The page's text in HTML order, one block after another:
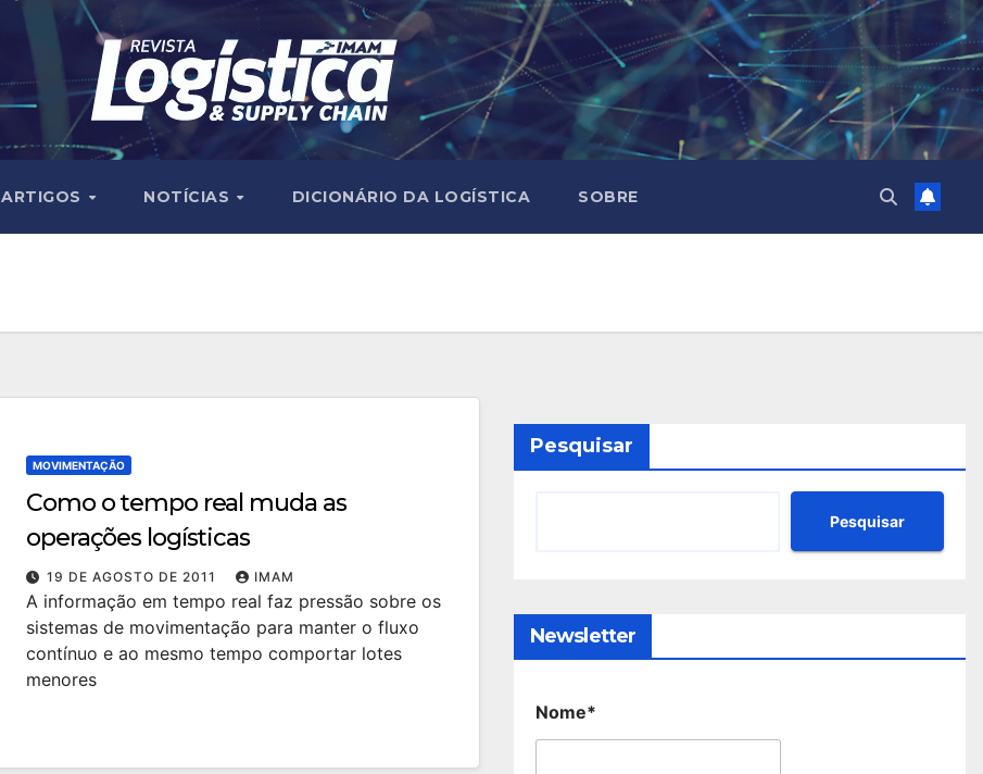
ARTIGOS NOTÍCIAS DICIONÁRIO DA LOGÍSTICA SOBRE
MOVIMENTAÇÃO
Como o tempo real muda as
operações logísticas
19 DE AGOSTO DE 2011 IMAM
A informação em tempo real faz pressão sobre os
sistemas de movimentação para manter o fluxo
contínuo e ao mesmo tempo comportar lotes
menores
Pesquisar
Pesquisar
Newsletter
Nome*